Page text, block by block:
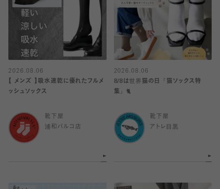
2026.08.06
【 メンズ 】吸水速乾に優れたフルメ
ッシュソックス
靴下屋
浦和パルコ店
2026.08.06
8/8は世界猫の日『猫ソックス特
集』🐈
靴下屋
アトレ目黒